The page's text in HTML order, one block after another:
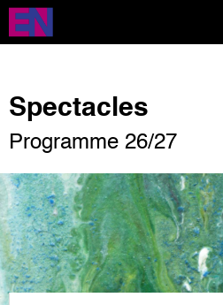
Aller
contenu
Spectacles
Programme 26/27